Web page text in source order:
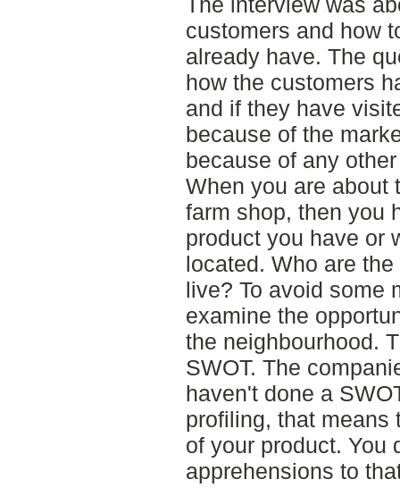
customers and how
already have. The
how the customers
and if they have
because of the
because of any
When you are about
farm shop, then you
product you have or
located. Who are
live? To avoid some
examine the
the neighbourhood.
SWOT. The
haven't done a
profiling, that means
of your product. You
apprehensions to